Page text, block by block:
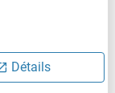
Détails